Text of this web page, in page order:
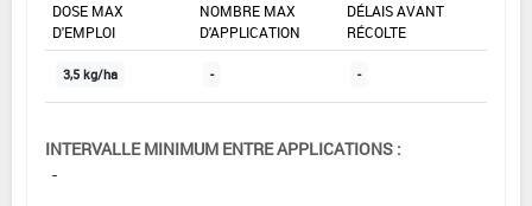
DOSE MAX
D'EMPLOI
NOMBRE MAX
D'APPLICATION
DÉLAIS AVANT
RÉCOLTE
3,5 kg/ha - -
INTERVALLE MINIMUM ENTRE APPLICATIONS :
-